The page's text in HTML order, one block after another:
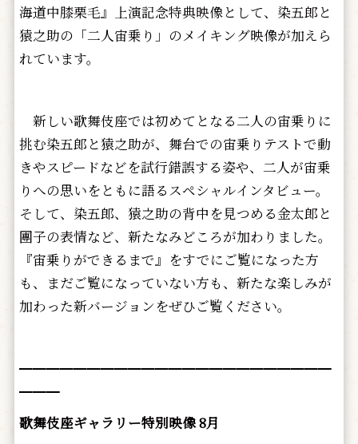
海道中膝栗毛』上演記念特典映像として、染五郎と
猿之助の「二人宙乗り」のメイキング映像が加えら
れています。
新しい歌舞伎座では初めてとなる二人の宙乗りに
挑む染五郎と猿之助が、舞台での宙乗りテストで動
きやスピードなどを試行錯誤する姿や、二人が宙乗
りへの思いをともに語るスペシャルインタビュー。
そして、染五郎、猿之助の背中を見つめる金太郎と
團子の表情など、新たなみどころが加わりました。
『宙乗りができるまで』をすでにご覧になった方
も、まだご覧になっていない方も、新たな楽しみが
加わった新バージョンをぜひご覧ください。
━━━━━━━━━━━━━━━━━━━━━━━
━━━
歌舞伎座ギャラリー特別映像 8月